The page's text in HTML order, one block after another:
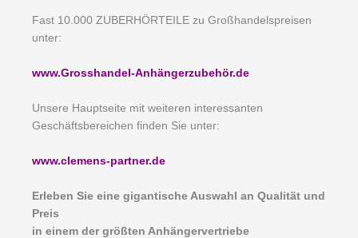
Fast 10.000 ZUBERHÖRTEILE zu Großhandelspreisen
unter:
www.Grosshandel-Anhängerzubehör.de
Unsere Hauptseite mit weiteren interessanten
Geschäftsbereichen finden Sie unter:
www.clemens-partner.de
Erleben Sie eine gigantische Auswahl an Qualität und
Preis
in einem der größten Anhängervertriebe